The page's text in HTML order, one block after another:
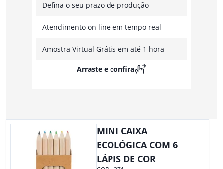
Defina o seu prazo de produção
Atendimento on line em tempo real
Amostra Virtual Grátis em até 1 hora
Arraste e confira
MINI CAIXA
ECOLÓGICA COM 6
LÁPIS DE COR